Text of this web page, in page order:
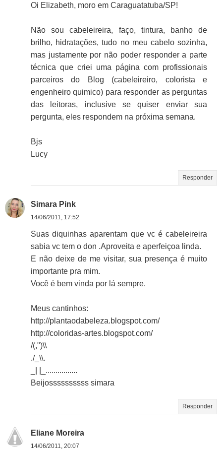
Oi Elizabeth, moro em Caraguatatuba/SP!
Não sou cabeleireira, faço, tintura, banho de
brilho, hidratações, tudo no meu cabelo sozinha,
mas justamente por não poder responder a parte
técnica que criei uma página com profissionais
parceiros do Blog (cabeleireiro, colorista e
engenheiro quimico) para responder as perguntas
das leitoras, inclusive se quiser enviar sua
pergunta, eles respondem na próxima semana.
Bjs
Lucy
Responder
Simara Pink
14/06/2011, 17:52
Suas diquinhas aparentam que vc é cabeleireira
sabia vc tem o don .Aproveita e aperfeiçoa linda.
E não deixe de me visitar, sua presença é muito
importante pra mim.
Você é bem vinda por lá sempre.
Meus cantinhos:
http://plantaodabeleza.blogspot.com/
http://coloridas-artes.blogspot.com/
/(,")\\
./_\\.
_| |_................
Beijossssssssss simara
Responder
Eliane Moreira
14/06/2011, 20:07